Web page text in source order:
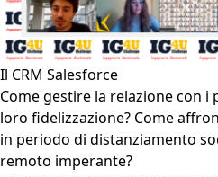
Il CRM Salesforce
Come gestire la relazione con i
loro fidelizzazione? Come
in periodo di distanziamento
remoto imperante?